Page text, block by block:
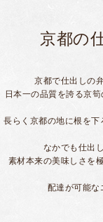
京都の
京都で仕出しの
日本一の品質を誇る京
長らく京都の地に根を
なかでも仕出
素材本来の美味しさを
配達が可能な